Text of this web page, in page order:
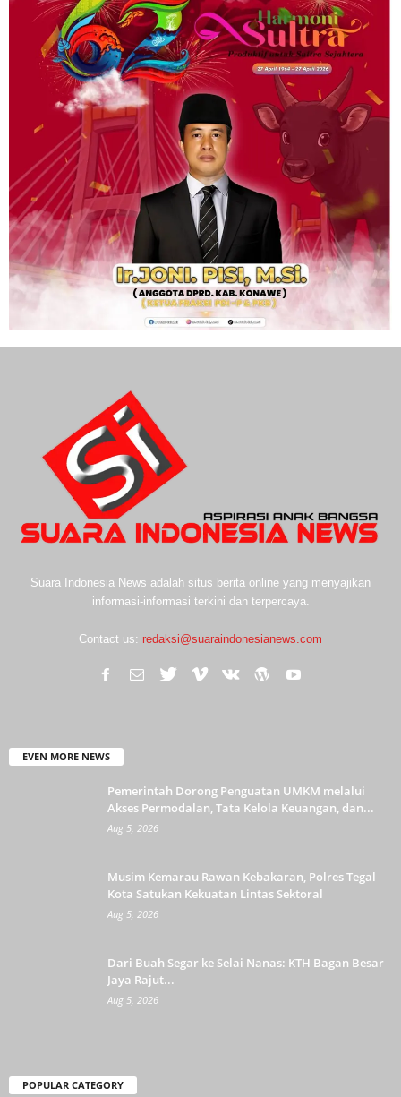
Suara Indonesia News adalah situs berita online yang menyajikan
informasi-informasi terkini dan terpercaya.
Contact us: redaksi@suaraindonesianews.com
EVEN MORE NEWS
Pemerintah Dorong Penguatan UMKM melalui
Akses Permodalan, Tata Kelola Keuangan, dan...
Aug 5, 2026
Musim Kemarau Rawan Kebakaran, Polres Tegal
Kota Satukan Kekuatan Lintas Sektoral
Aug 5, 2026
Dari Buah Segar ke Selai Nanas: KTH Bagan Besar
Jaya Rajut...
Aug 5, 2026
POPULAR CATEGORY